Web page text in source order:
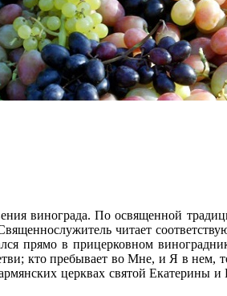
винограда. По освященной
читает
прямо в прицерковном
кто пребывает во Мне, и Я в нем,
церквах святой Екатерины